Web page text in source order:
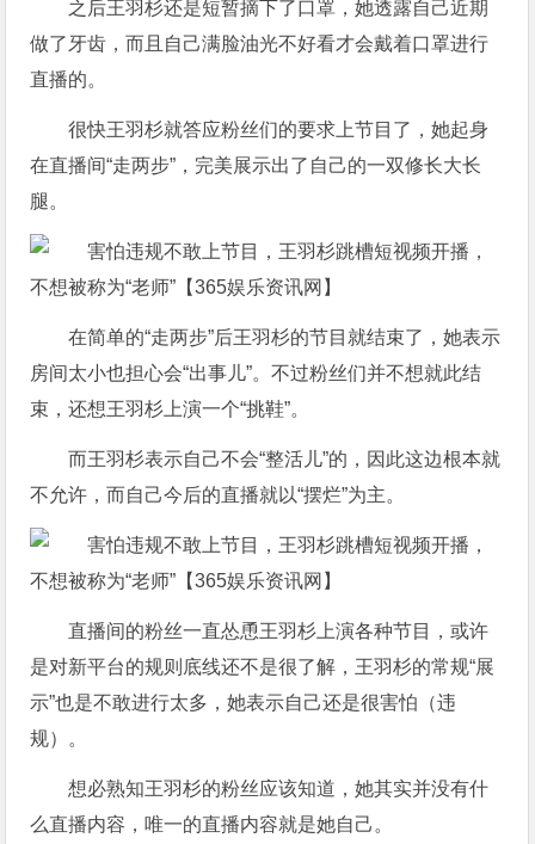
之后王羽杉还是短暂摘下了口罩，她透露自己近期
做了牙齿，而且自己满脸油光不好看才会戴着口罩进行
直播的。
很快王羽杉就答应粉丝们的要求上节目了，她起身
在直播间“走两步”，完美展示出了自己的一双修长大长
腿。
在简单的“走两步”后王羽杉的节目就结束了，她表示
房间太小也担心会“出事儿”。不过粉丝们并不想就此结
束，还想王羽杉上演一个“挑鞋”。
而王羽杉表示自己不会“整活儿”的，因此这边根本就
不允许，而自己今后的直播就以“摆烂”为主。
直播间的粉丝一直怂恿王羽杉上演各种节目，或许
是对新平台的规则底线还不是很了解，王羽杉的常规“展
示”也是不敢进行太多，她表示自己还是很害怕（违
规）。
想必熟知王羽杉的粉丝应该知道，她其实并没有什
么直播内容，唯一的直播内容就是她自己。